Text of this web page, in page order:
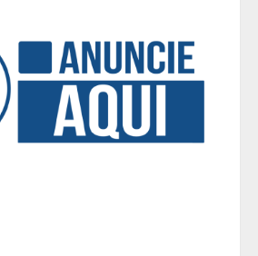
de vestuário, lista reúne diversas
opções para presentear neste Dia
dos Pais